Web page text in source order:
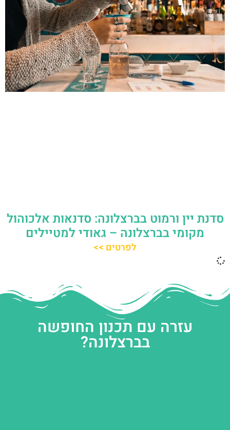
סדנת יין ורמוט בברצלונה: סדנאות אלכוהול
מקומי בברצלונה – גאודי למטיילים
לפרטים >>
עזרה עם תכנון החופשה
בברצלונה?